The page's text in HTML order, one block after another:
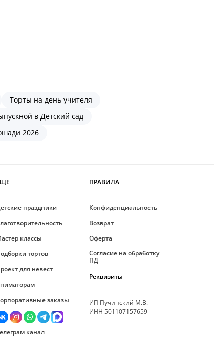
Торты на день учителя
в Детский сад
2026
праздники
классы
тортов
для невест
заказы
канал
ПРАВИЛА
Конфиденциальность
Возврат
Оферта
Согласие на обработку
ПД
Реквизиты
ИП Пучинский М.В.
ИНН 501107157659